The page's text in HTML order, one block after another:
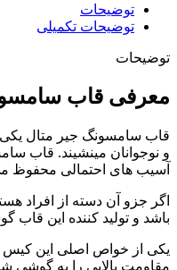
توضیحات
توضیحات تکمیلی
توضیحات
معرفی قاب
قاب سامسونگ جیر متال یکی
و نوجوانان مینشیند. قاب
آسیب های احتمالی محفوظ
اگر جزو آن دسته از افراد
باشد و تولید کننده این قاب
یکی از خواص اصلی این کیس
مقاومت بالایی را به گوشی